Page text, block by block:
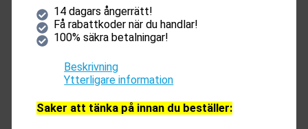
14 dagars ångerrätt!
Få rabattkoder när du handlar!
100% säkra betalningar!
Beskrivning
Ytterligare information
Saker att tänka på innan du beställer: